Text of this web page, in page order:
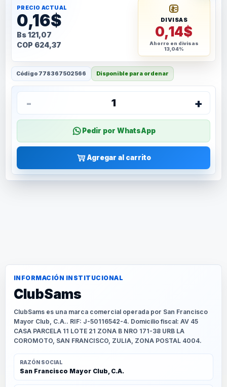
PRECIO ACTUAL
0,16$
Bs 121,07
COP 624,37
DIVISAS
0,14$
Ahorro en divisas
13,04%
Código 778367502566 Disponible para ordenar
- 1 +
Pedir por WhatsApp
Agregar al carrito
INFORMACIÓN INSTITUCIONAL
ClubSams
ClubSams es una marca comercial operada por San Francisco
Mayor Club, C.A.. RIF: J-50116542-4. Domicilio fiscal: AV 45
CASA PARCELA 11 LOTE 21 ZONA B NRO 171-38 URB LA
COROMOTO, SAN FRANCISCO, ZULIA, ZONA POSTAL 4004.
RAZÓN SOCIAL
San Francisco Mayor Club, C.A.